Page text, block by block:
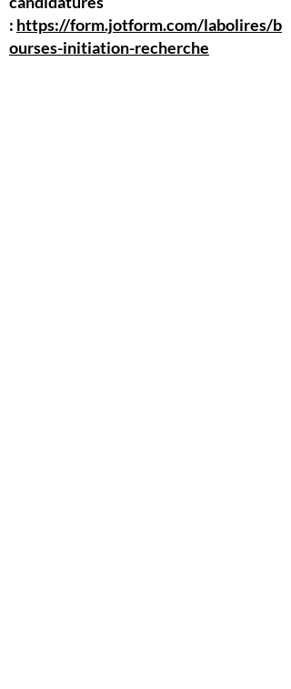
: https://form.jotform.com/labolires/b
ourses-initiation-recherche